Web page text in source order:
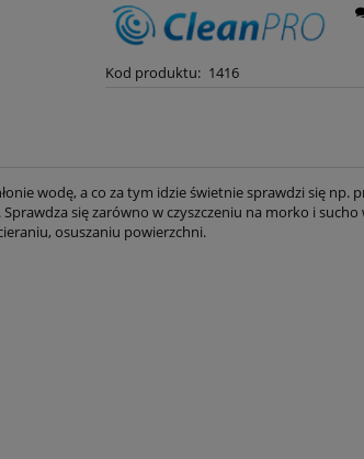
Kod produktu: 1416
wodę, a co za tym idzie świetnie sprawdzi się np.
się zarówno w czyszczeniu na morko i
osuszaniu powierzchni.